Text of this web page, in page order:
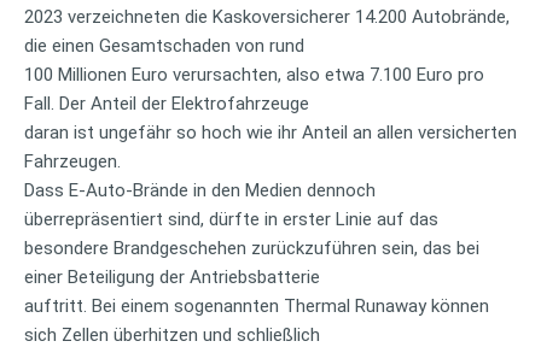
2023 verzeichneten die Kaskoversicherer 14.200 Autobrände,
die einen Gesamtschaden von rund
100 Millionen Euro verursachten, also etwa 7.100 Euro pro
Fall. Der Anteil der Elektrofahrzeuge
daran ist ungefähr so hoch wie ihr Anteil an allen versicherten
Fahrzeugen.
Dass E-Auto-Brände in den Medien dennoch
überrepräsentiert sind, dürfte in erster Linie auf das
besondere Brandgeschehen zurückzuführen sein, das bei
einer Beteiligung der Antriebsbatterie
auftritt. Bei einem sogenannten Thermal Runaway können
sich Zellen überhitzen und schließlich